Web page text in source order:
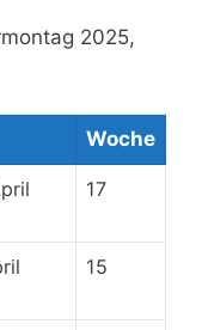
2025,
Woche
17
15